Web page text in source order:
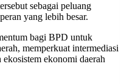
sebagai peluang
yang lebih besar.
bagi BPD untuk
memperkuat intermediasi
ekonomi daerah